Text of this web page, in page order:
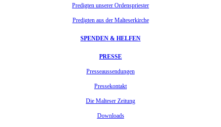
Predigten unserer Ordenspriester
Predigten aus der Malteserkirche
SPENDEN & HELFEN
PRESSE
Presseaussendungen
Pressekontakt
Die Malteser Zeitung
Downloads